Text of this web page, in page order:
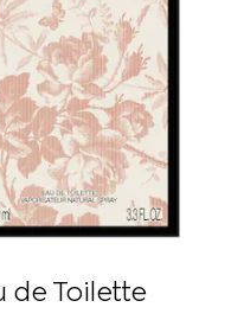
de Toilette